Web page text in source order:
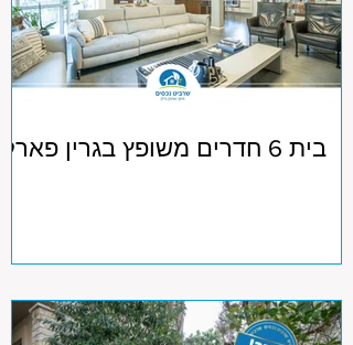
בית 6 חדרים משופץ בגרין פארק